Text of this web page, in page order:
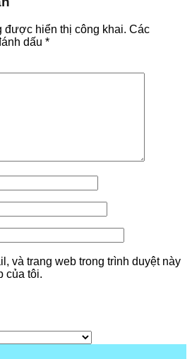
được hiển thị công khai. Các
dấu *
và trang web trong trình duyệt này
của tôi.